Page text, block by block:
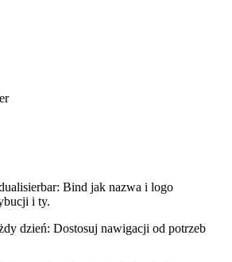
Bind jak nazwa i logo
i ty.
dzień: Dostosuj nawigacji od potrzeb